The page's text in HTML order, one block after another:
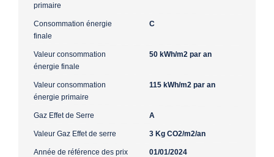
primaire
Consommation énergie
finale
C
Valeur consommation
énergie finale
50 kWh/m2 par an
Valeur consommation
énergie primaire
115 kWh/m2 par an
Gaz Effet de Serre A
Valeur Gaz Effet de serre 3 Kg CO2/m2/an
Année de référence des prix
01/01/2024